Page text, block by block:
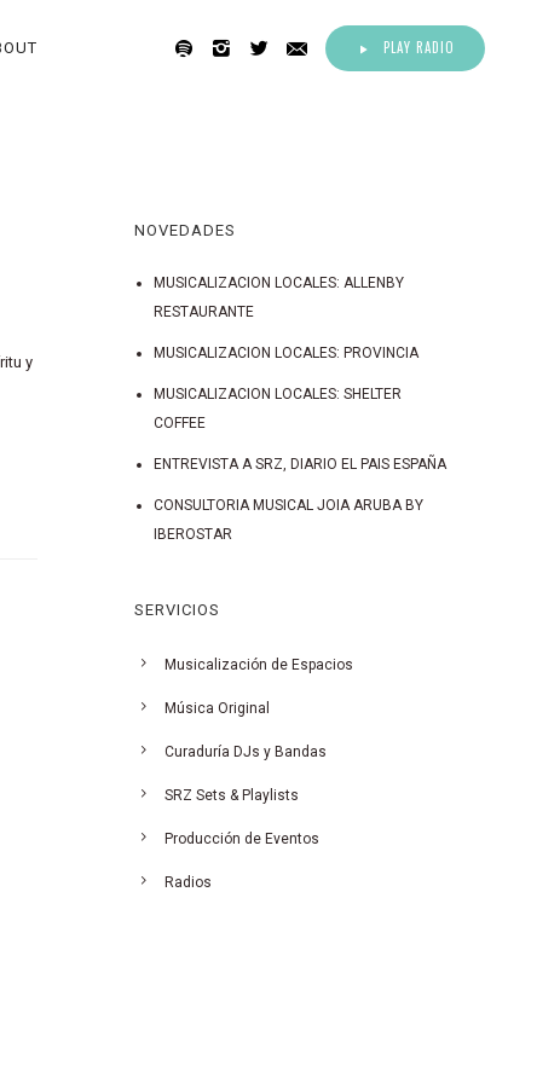
PLAY RADIO
y
NOVEDADES
MUSICALIZACION LOCALES: ALLENBY
RESTAURANTE
MUSICALIZACION LOCALES: PROVINCIA
MUSICALIZACION LOCALES: SHELTER
COFFEE
ENTREVISTA A SRZ, DIARIO EL PAIS ESPAÑA
CONSULTORIA MUSICAL JOIA ARUBA BY
IBEROSTAR
SERVICIOS
Musicalización de Espacios
Música Original
Curaduría DJs y Bandas
SRZ Sets & Playlists
Producción de Eventos
Radios